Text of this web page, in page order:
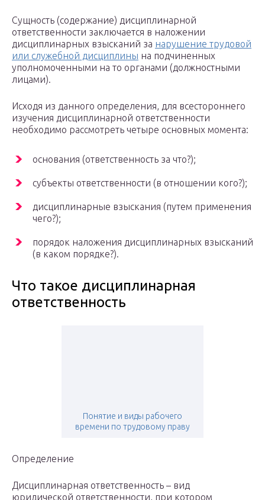
Сущность (содержание) дисциплинарной
ответственности заключается в наложении
дисциплинарных взысканий за нарушение трудовой
или служебной дисциплины на подчиненных
уполномоченными на то органами (должностными
лицами).
Исходя из данного определения, для всестороннего
изучения дисциплинарной ответственности
необходимо рассмотреть четыре основных момента:
основания (ответственность за что?);
субъекты ответственности (в отношении кого?);
дисциплинарные взыскания (путем применения
чего?);
порядок наложения дисциплинарных взысканий
(в каком порядке?).
Что такое дисциплинарная
ответственность
Понятие и виды рабочего
времени по трудовому праву
Определение
Дисциплинарная ответственность – вид
юридической ответственности, при котором